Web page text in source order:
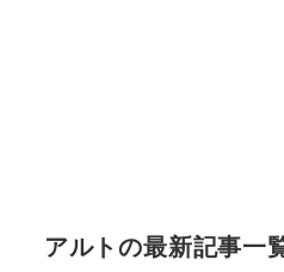
アルトの最新記事一